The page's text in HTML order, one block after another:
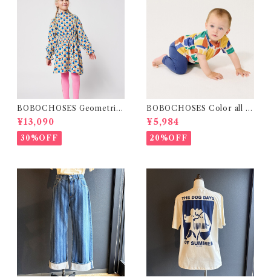
BOBOCHOSES Geometric
Scacs all over dress / 4-8Y
¥13,090
30%OFF
BOBOCHOSES Color all o
ver T-shirt / 12・24m
¥5,984
20%OFF